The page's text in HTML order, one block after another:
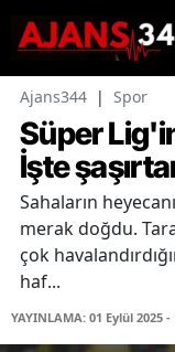
Ajans344 | Spor
Süper
İşte
Sahaların
merak doğdu.
çok
haf...
YAYINLAMA: 01 Eylül 2025 -